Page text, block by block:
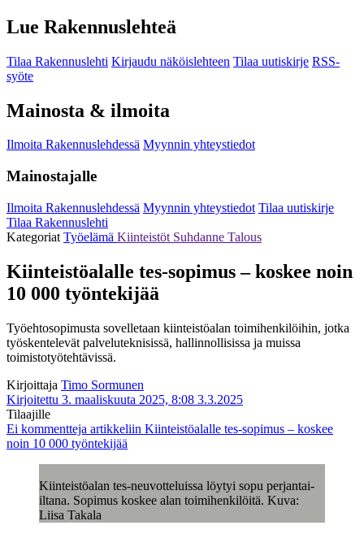
Lue Rakennuslehteä
Tilaa Rakennuslehti Kirjaudu näköislehteen Tilaa uutiskirje RSS-
syöte
Mainosta & ilmoita
Ilmoita Rakennuslehdessä Myynnin yhteystiedot
Mainostajalle
Ilmoita Rakennuslehdessä Myynnin yhteystiedot Tilaa uutiskirje
Tilaa Rakennuslehti
Kategoriat Työelämä Kiinteistöt Suhdanne Talous
Kiinteistöalalle tes-sopimus – koskee noin
10 000 työntekijää
Työehtosopimusta sovelletaan kiinteistöalan toimihenkilöihin, jotka
työskentelevät palveluteknisissä, hallinnollisissa ja muissa
toimistotyötehtävissä.
Kirjoittaja Timo Sormunen
Kirjoitettu 3. maaliskuuta 2025, 8:08 3.3.2025
Tilaajille
Ei kommentteja artikkeliin Kiinteistöalalle tes-sopimus – koskee
noin 10 000 työntekijää
Kiinteistöalan tes-neuvotteluissa löytyi sopu perjantai-
iltana. Sopimus koskee alan toimihenkilöitä. Kuva:
Liisa Takala